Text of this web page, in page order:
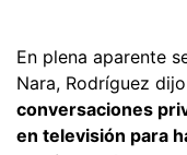
En plena aparente
Nara, Rodríguez
conversaciones
en televisión para